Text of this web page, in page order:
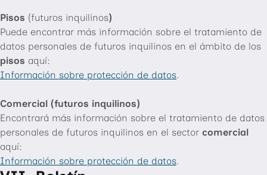
Pisos (futuros inquilinos)
Puede encontrar más información sobre el tratamiento de
datos personales de futuros inquilinos en el ámbito de los
pisos aquí:
Información sobre protección de datos.
Comercial (futuros inquilinos)
Encontrará más información sobre el tratamiento de datos
personales de futuros inquilinos en el sector comercial
aquí:
Información sobre protección de datos.